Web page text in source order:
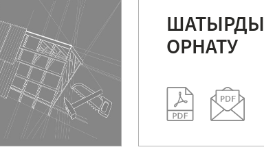
ШАТЫРДЫ
ОРНАТУ